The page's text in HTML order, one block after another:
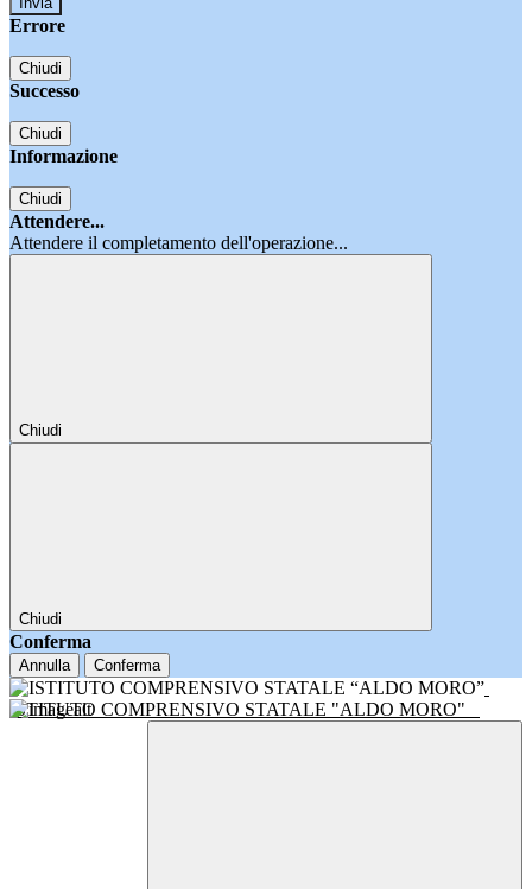
Errore
Chiudi
Successo
Chiudi
Informazione
Chiudi
Attendere...
Attendere il completamento dell'operazione...
Chiudi
Chiudi
Conferma
Annulla Conferma
ISTITUTO COMPRENSIVO STATALE "ALDO MORO"